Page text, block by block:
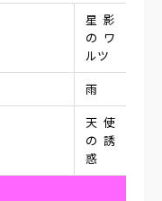
星影
のワ
ルツ
雨
天使
の誘
惑